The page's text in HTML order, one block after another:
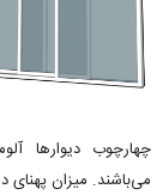
چهارچوب دیوارها
می‌باشند. میزان پهنای